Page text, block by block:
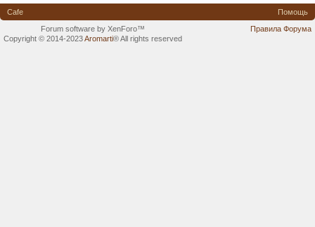
Cafe
Помощь
Правила Форума
Forum software by XenForo™
Copyright © 2014-2023Aromarti®All rights reserved